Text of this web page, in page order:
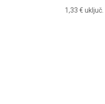
1,33€ uključ.